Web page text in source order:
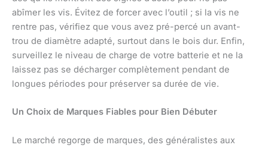
abîmer les vis. Évitez de forcer avec l’outil ; si la vis ne
rentre pas, vérifiez que vous avez pré-percé un avant-
trou de diamètre adapté, surtout dans le bois dur. Enfin,
surveillez le niveau de charge de votre batterie et ne la
laissez pas se décharger complètement pendant de
longues périodes pour préserver sa durée de vie.
Un Choix de Marques Fiables pour Bien Débuter
Le marché regorge de marques, des généralistes aux